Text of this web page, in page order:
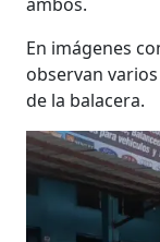
En imágenes
observan
de la balacera.